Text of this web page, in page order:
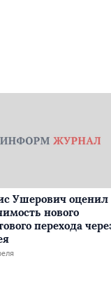
Ушерович оценил
нового
перехода